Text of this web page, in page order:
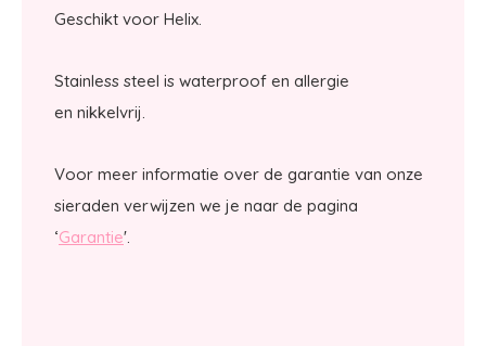
Geschikt voor Helix.
Stainless steel is waterproof en allergie
en nikkelvrij.
Voor meer informatie over de garantie van onze
sieraden verwijzen we je naar de pagina
‘Garantie'.